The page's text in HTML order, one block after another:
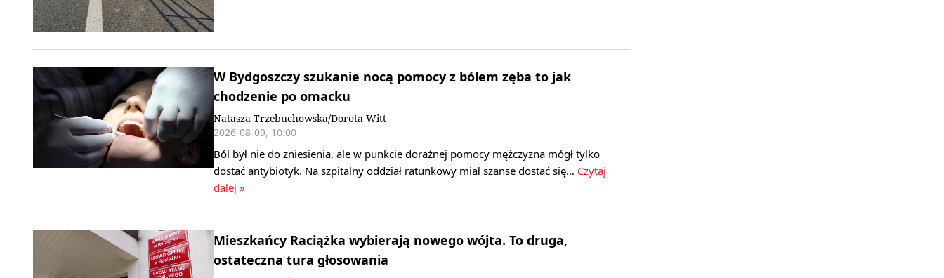
W Bydgoszczy szukanie nocą pomocy z bólem zęba to jak
chodzenie po omacku
Natasza Trzebuchowska/Dorota Witt
2026-08-09, 10:00
Ból był nie do zniesienia, ale w punkcie doraźnej pomocy mężczyzna mógł tylko
dostać antybiotyk. Na szpitalny oddział ratunkowy miał szanse dostać się… Czytaj
dalej »
Mieszkańcy Raciążka wybierają nowego wójta. To druga,
ostateczna tura głosowania